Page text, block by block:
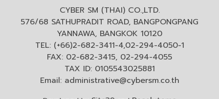
CYBER SM (THAI) CO.,LTD.
576/68 SATHUPRADIT ROAD, BANGPONGPANG
YANNAWA, BANGKOK 10120
TEL: (+66)2-682-3411-4,02-294-4050-1
FAX: 02-682-3415, 02-294-4055
TAX ID: 0105543025881
Email: administrative@cybersm.co.th